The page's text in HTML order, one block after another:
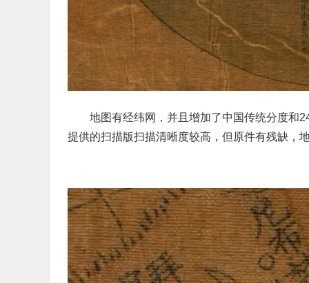
地图有经纬网，并且增加了中国传统分度和
提供的扫描版扫描清晰度较高，但原件有残缺，